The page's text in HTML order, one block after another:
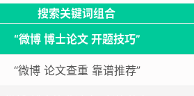
搜索关键词组合
“微博 博士论文 开题技巧”
“微博 论文查重 靠谱推荐”